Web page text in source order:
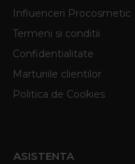
Influenceri Procosmetic
Termeni si conditii
Confidentialitate
Marturiile clientilor
Politica de Cookies
ASISTENTA